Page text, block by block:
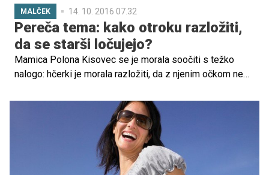
MALČEK 14. 10. 2016 07.32
Pereča tema: kako otroku razložiti,
da se starši ločujejo?
Mamica Polona Kisovec se je morala soočiti s težko
nalogo: hčerki je morala razložiti, da z njenim očkom ne
zgodba Zakaj Lunina vila in Sončni princ ne živita skupaj,
v kateri kar kipijo čustva, otroci pa dobijo odgovor na
svoje vprašanje ob ločitvi staršev.